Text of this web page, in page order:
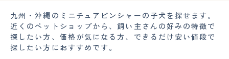
九州・沖縄のミニチュアピンシャーの子犬を探せます。
近くのペットショップから、飼い主さんの好みの特徴で
探したい方、価格が気になる方、できるだけ安い値段で
探したい方におすすめです。